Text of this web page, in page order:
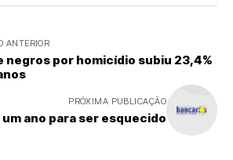
ANTERIOR
negros por homicídio subiu 23,4%
PRÓXIMA PUBLICAÇÃO
um ano para ser esquecido